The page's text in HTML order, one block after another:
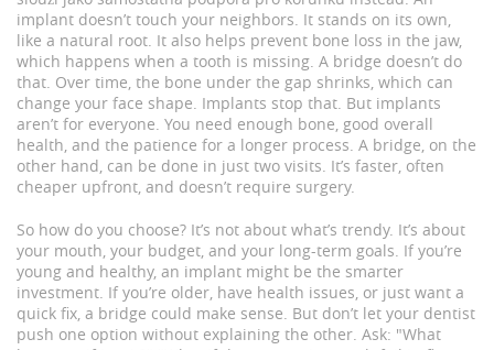
implant doesn’t touch your neighbors. It stands on its own,
like a natural root. It also helps prevent bone loss in the jaw,
which happens when a tooth is missing. A bridge doesn’t do
that. Over time, the bone under the gap shrinks, which can
change your face shape. Implants stop that. But implants
aren’t for everyone. You need enough bone, good overall
health, and the patience for a longer process. A bridge, on the
other hand, can be done in just two visits. It’s faster, often
cheaper upfront, and doesn’t require surgery.
So how do you choose? It’s not about what’s trendy. It’s about
your mouth, your budget, and your long-term goals. If you’re
young and healthy, an implant might be the smarter
investment. If you’re older, have health issues, or just want a
quick fix, a bridge could make sense. But don’t let your dentist
push one option without explaining the other. Ask: "What